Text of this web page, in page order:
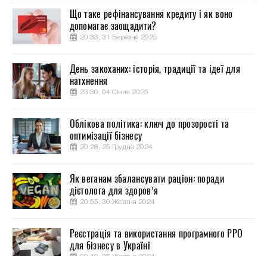
Що таке рефінансування кредиту і як воно
допомагає заощадити?
20:33, 31 Березня 2025
День закоханих: історія, традиції та ідеї для
натхнення
23:30, 04 Січня 2025
Облікова політика: ключ до прозорості та
оптимізації бізнесу
20:28, 25 Грудня 2024
Як веганам збалансувати раціон: поради
дієтолога для здоров’я
20:55, 30 Жовтня 2024
Реєстрація та використання програмного РРО
для бізнесу в Україні